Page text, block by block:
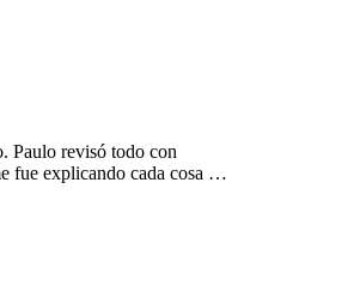
Paulo revisó todo con
fue explicando cada cosa de
ayudó a entender bien el
Me dio mucha
en que uno está
la disposición y el
recomiendo totalmente.